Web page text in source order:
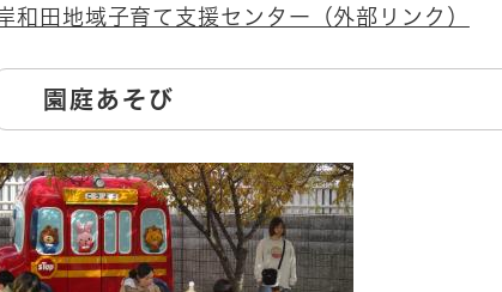
和田地域子育て支援センター（外部リンク）
​園庭あそび